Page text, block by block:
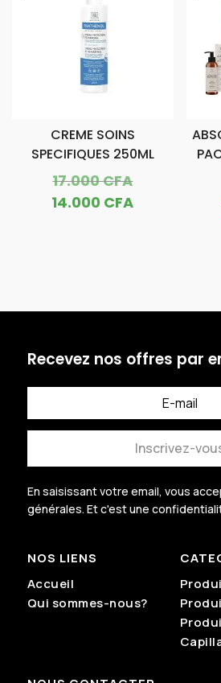
CREME SOINS
SPECIFIQUES 250ML
17.000CFALe
prix
14.000 CFALe
Recevez nos offres par
Inscrivez-
En saisissant votre email, vous
générales. Et c'est une
NOS LIENS
Accueil
Qui sommes-nous?